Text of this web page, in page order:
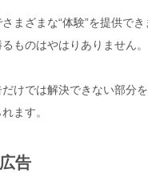
まざまな“体験”を提供で
ものはやはりありません。
けでは解決できない部分
ます。
告